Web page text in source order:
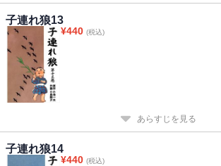
子連れ狼13
¥440 (税込)
あらすじを見る
子連れ狼14
¥440 (税込)